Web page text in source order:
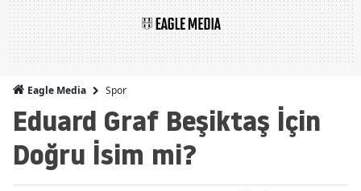
Eagle Media Spor
Eduard Graf Beşiktaş İçin
Doğru İsim mi?